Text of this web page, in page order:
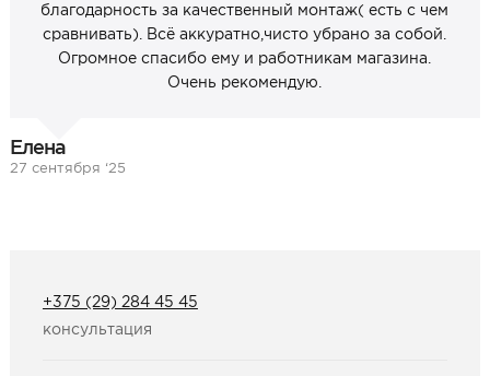
благодарность за качественный монтаж( есть с чем
сравнивать). Всё аккуратно,чисто убрано за собой.
Огромное спасибо ему и работникам магазина.
Очень рекомендую.
Елена
27 сентября ‘25
+375 (29) 284 45 45
консультация